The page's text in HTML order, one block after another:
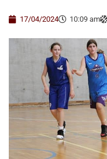
17/04/2024 10:09 am